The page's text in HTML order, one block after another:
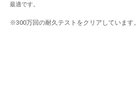
最適です。
※300万回の耐久テストをクリアしています。